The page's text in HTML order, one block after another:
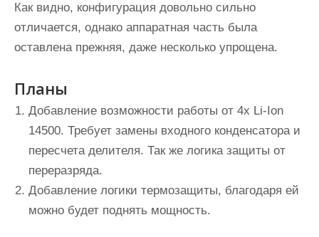
Как видно, конфигурация довольно сильно
отличается, однако аппаратная часть была
оставлена прежняя, даже несколько упрощена.
Планы
Добавление возможности работы от 4х Li-Ion
14500. Требует замены входного конденсатора и
пересчета делителя. Так же логика защиты от
переразряда.
Добавление логики термозащиты, благодаря ей
можно будет поднять мощность.